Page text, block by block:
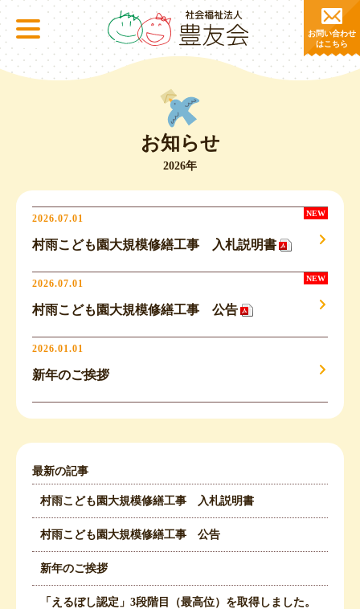
お問い合わせ
はこちら
お知らせ
2026年
2026.07.01
村雨こども園大規模修繕工事 入札説明書
2026.07.01
村雨こども園大規模修繕工事 公告
2026.01.01
新年のご挨拶
最新の記事
村雨こども園大規模修繕工事 入札説明書
村雨こども園大規模修繕工事 公告
新年のご挨拶
「えるぼし認定」3段階目（最高位）を取得しました。